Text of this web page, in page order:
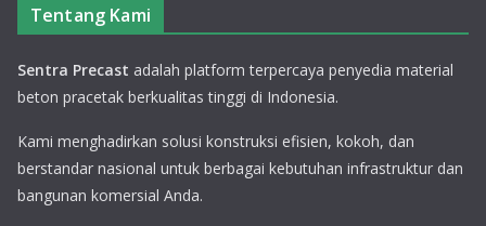
Tentang Kami
Sentra Precast adalah platform terpercaya penyedia material
beton pracetak berkualitas tinggi di Indonesia.
Kami menghadirkan solusi konstruksi efisien, kokoh, dan
berstandar nasional untuk berbagai kebutuhan infrastruktur dan
bangunan komersial Anda.